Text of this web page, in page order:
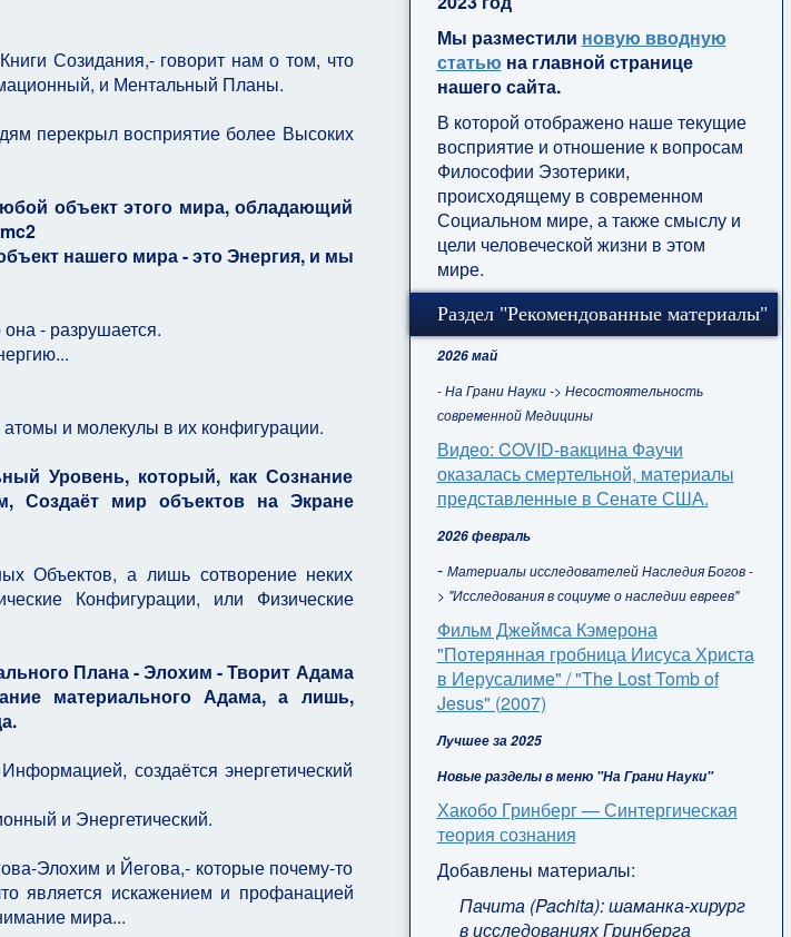
Созидания,- говорит нам о том, что
и Ментальный Планы.
перекрыл восприятие более Высоких
объект этого мира, обладающий
нашего мира - это Энергия, и мы
- разрушается.
и молекулы в их конфигурации.
Уровень, который, как Сознание
Создаёт мир объектов на Экране
Объектов, а лишь сотворение неких
Конфигурации, или Физические
Плана - Элохим - Творит Адама
материального Адама, а лишь,
создаётся энергетический
и Энергетический.
Элохим и Йегова,- которые почему-то
является искажением и профанацией
мира...
Мы разместили новую вводную
статью на главной странице
нашего сайта.
В которой отображено наше текущие
восприятие и отношение к вопросам
Философии Эзотерики,
происходящему в современном
Социальном мире, а также смыслу и
цели человеческой жизни в этом
мире.
Раздел "Рекомендованные материалы"
2026 май
- На Грани Науки -> Несостоятельность
современной Медицины
Видео: COVID-вакцина Фаучи
оказалась смертельной, материалы
представленные в Сенате США.
2026 февраль
- Материалы исследователей Наследия Богов -
> "Исследования в социуме о наследии евреев"
Фильм Джеймса Кэмерона
"Потерянная гробница Иисуса Христа
в Иерусалиме" / "The Lost Tomb of
Jesus" (2007)
Лучшее за 2025
Новые разделы в меню "На Грани Науки"
Хакобо Гринберг — Синтергическая
теория сознания
Добавлены материалы:
Пачита (Pachita): шаманка-хирург
в исследованиях Гринберга